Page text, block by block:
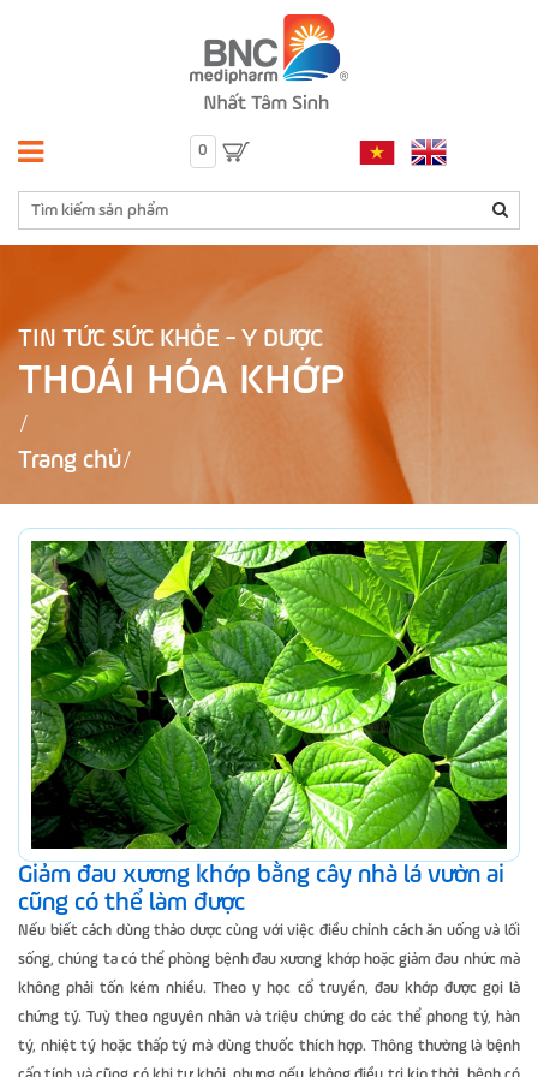
0
TIN TỨC SỨC KHỎE - Y DƯỢC
THOÁI HÓA KHỚP
Trang chủ
Giảm đau xương khớp bằng cây nhà lá vườn ai
cũng có thể làm được
Nếu biết cách dùng thảo dược cùng với việc điều chỉnh cách ăn uống và lối
sống, chúng ta có thể phòng bệnh đau xương khớp hoặc giảm đau nhức mà
không phải tốn kém nhiều. Theo y học cổ truyền, đau khớp được gọi là
chứng tý. Tuỳ theo nguyên nhân và triệu chứng do các thể phong tý, hàn
tý, nhiệt tý hoặc thấp tý mà dùng thuốc thích hợp. Thông thường là bệnh